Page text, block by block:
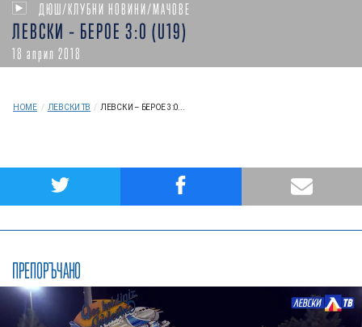
ДЮШ/КЛУБНИ НОВИНИ/МАЧОВЕ
ЛЕВСКИ – БЕРОЕ 3:0 (U19)
18 април 2018
HOME / ЛЕВСКИ ТВ / ЛЕВСКИ – БЕРОЕ 3:0...
ПРЕПОРЪЧАНО